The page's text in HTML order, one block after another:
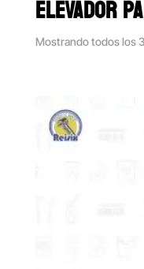
ELEVADOR
Mostrando todos los